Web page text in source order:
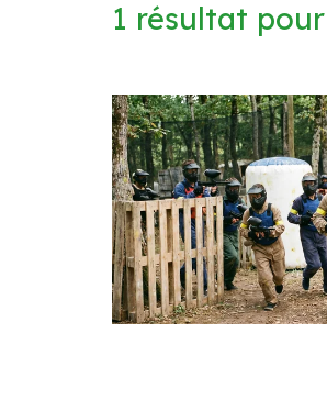
1 résultat pour